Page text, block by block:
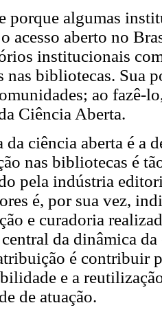
porque algumas
acesso aberto no
institucionais
nas bibliotecas. Sua
ao fazê-
Ciência Aberta.
da ciência aberta é a
nas bibliotecas é
pela indústria
é, por sua vez,
e curadoria
da dinâmica
é contribuir
e a
de atuação.